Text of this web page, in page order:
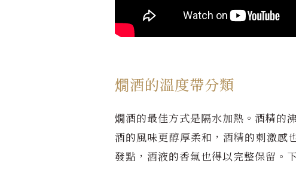
燗酒的溫度帶分類
燗酒的最佳方式是隔水加熱。酒精
酒的風味更醇厚柔和，酒精的刺激感
發點，酒液的香氣也得以完整保留。